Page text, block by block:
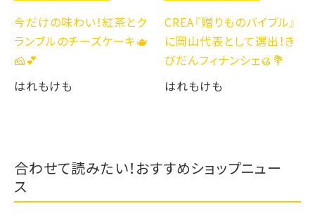
今だけの味わい！紅茶とク
ランブルのチーズケーキ🫖
🧀💕
はれもけも
CREA『贈りものバイブル』
に岡山代表として選出！き
びだんフィナンシェ🥮💐
はれもけも
合わせて読みたい！おすすめショップニュー
ス